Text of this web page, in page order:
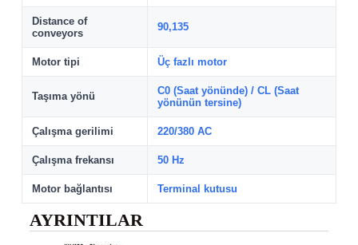
Distance of
conveyors
90,135
Motor tipi Üç fazlı motor
Taşıma yönü
C0 (Saat yönünde) / CL (Saat
yönünün tersine)
Çalışma gerilimi 220/380 AC
Çalışma frekansı 50 Hz
Motor bağlantısı Terminal kutusu
AYRINTILAR